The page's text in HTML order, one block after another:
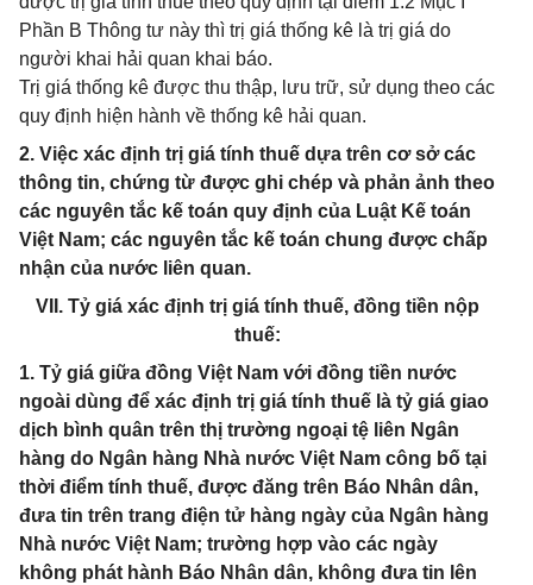
Phần B Thông tư này thì trị giá thống kê là trị giá do
người khai hải quan khai báo.
Trị giá thống kê được thu thập, lưu trữ, sử dụng theo các
quy định hiện hành về thống kê hải quan.
2. Việc xác định trị giá tính thuế dựa trên cơ sở các
thông tin, chứng từ được ghi chép và phản ảnh theo
các nguyên tắc kế toán quy định của Luật Kế toán
Việt Nam; các nguyên tắc kế toán chung được chấp
nhận của nước liên quan.
VII. Tỷ giá xác định trị giá tính thuế, đồng tiền nộp
thuế:
1. Tỷ giá giữa đồng Việt Nam với đồng tiền nước
ngoài dùng để xác định trị giá tính thuế là tỷ giá giao
dịch bình quân trên thị trường ngoại tệ liên Ngân
hàng do Ngân hàng Nhà nước Việt Nam công bố tại
thời điểm tính thuế, được đăng trên Báo Nhân dân,
đưa tin trên trang điện tử hàng ngày của Ngân hàng
Nhà nước Việt Nam; trường hợp vào các ngày
không phát hành Báo Nhân dân, không đưa tin lên